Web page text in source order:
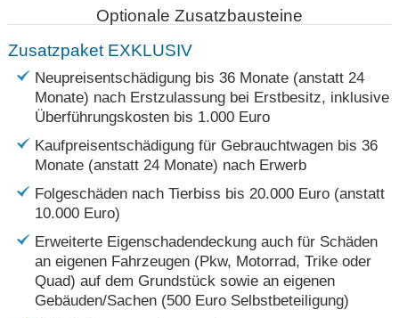
Optionale Zusatzbausteine
Zusatzpaket EXKLUSIV
Neupreisentschädigung bis 36 Monate (anstatt 24
Monate) nach Erstzulassung bei Erstbesitz, inklusive
Überführungskosten bis 1.000 Euro
Kaufpreisentschädigung für Gebrauchtwagen bis 36
Monate (anstatt 24 Monate) nach Erwerb
Folgeschäden nach Tierbiss bis 20.000 Euro (anstatt
10.000 Euro)
Erweiterte Eigenschadendeckung auch für Schäden
an eigenen Fahrzeugen (Pkw, Motorrad, Trike oder
Quad) auf dem Grundstück sowie an eigenen
Gebäuden/Sachen (500 Euro Selbstbeteiligung)